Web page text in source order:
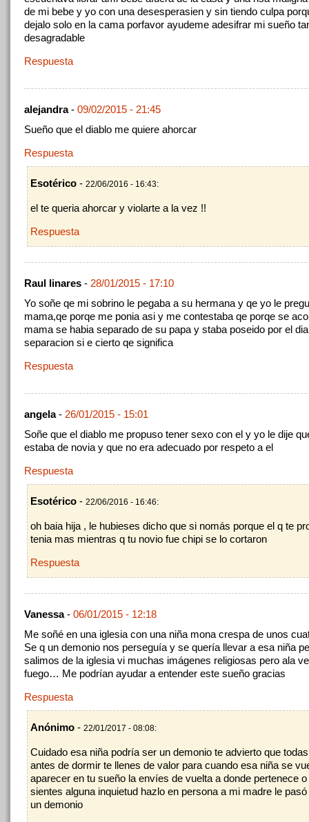
de mi bebe y yo con una desesperasien y sin tiendo culpa
dejalo solo en la cama porfavor ayudeme adesifrar mi sueño
desagradable
Respuesta
alejandra- 09/02/2015 - 21:45
Sueño que el diablo me quiere ahorcar
Respuesta
Esotérico - 22/06/2016 - 16:43:
el te queria ahorcar y violarte a la vez !!
Respuesta
Raul linares - 28/01/2015 - 17:10
Yo soñe qe mi sobrino le pegaba a su hermana y qe yo le
mama,qe porqe me ponia asi y me contestaba qe porqe se
mama se habia separado de su papa y staba poseido por el
separacion si e cierto qe significa
Respuesta
angela- 26/01/2015 - 15:01
Soñe que el diablo me propuso tener sexo con el y yo le dije
estaba de novia y que no era adecuado por respeto a el
Respuesta
Esotérico - 22/06/2016 - 16:46:
oh baia hija , le hubieses dicho que si nomás porque el q te
tenia mas mientras q tu novio fue chipi se lo cortaron
Respuesta
Vanessa- 06/01/2015 - 12:18
Me soñé en una iglesia con una niña mona crespa de unos
Se q un demonio nos perseguía y se quería llevar a esa niña
salimos de la iglesia vi muchas imágenes religiosas pero ala
fuego… Me podrían ayudar a entender este sueño gracias
Respuesta
Anónimo - 22/01/2017 - 08:08:
Cuidado esa niña podría ser un demonio te advierto que
antes de dormir te llenes de valor para cuando esa niña se
aparecer en tu sueño la envíes de vuelta a donde pertenece
sientes alguna inquietud hazlo en persona a mi madre le
un demonio